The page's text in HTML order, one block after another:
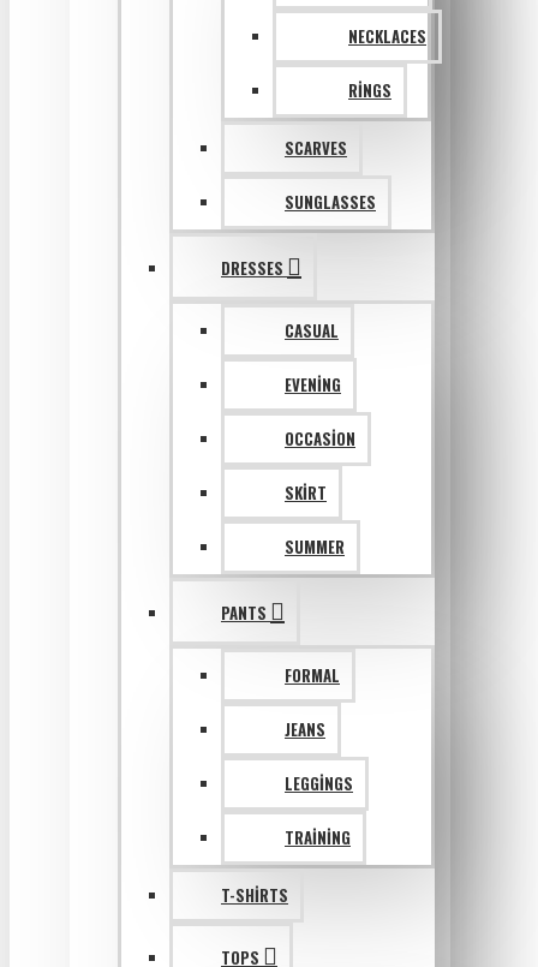
NECKLACES
RINGS
SCARVES
SUNGLASSES
DRESSES
CASUAL
EVENING
OCCASION
SKIRT
SUMMER
PANTS
FORMAL
JEANS
LEGGINGS
TRAINING
T-SHIRTS
TOPS